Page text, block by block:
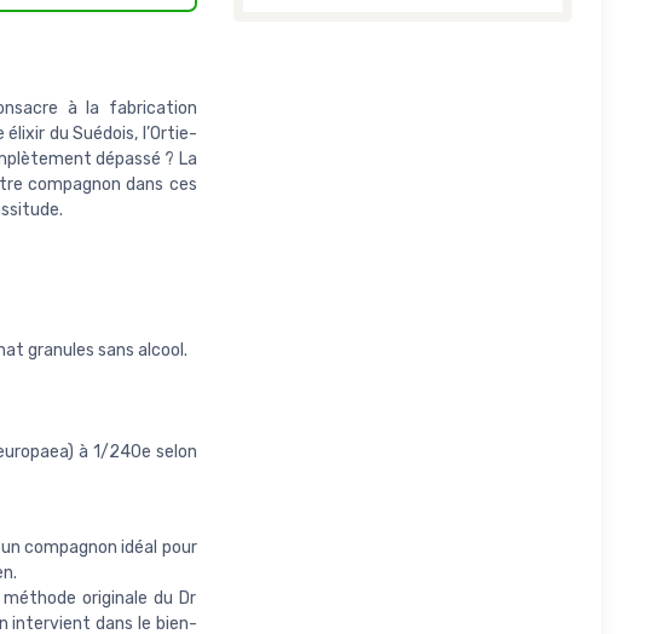
à la fabrication
du Suédois, l’Ortie-
dépassé ? La
compagnon dans ces
granules sans alcool.
à 1/240e selon
un compagnon idéal pour
méthode originale du Dr
intervient dans le bien-